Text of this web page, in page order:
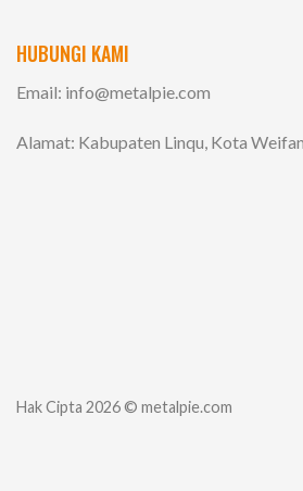
HUBUNGI KAMI
Email: info@metalpie.com
Alamat: Kabupaten Linqu, Kota
Hak Cipta 2026 © metalpie.com